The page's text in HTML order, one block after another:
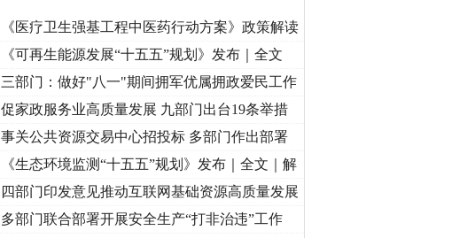
《医疗卫生强基工程中医药行动方案》政策解读
《可再生能源发展“十五五”规划》发布｜全文
三部门：做好"八一"期间拥军优属拥政爱民工作
促家政服务业高质量发展 九部门出台19条举措
事关公共资源交易中心招投标 多部门作出部署
《生态环境监测“十五五”规划》发布｜全文｜解
读
四部门印发意见推动互联网基础资源高质量发展
多部门联合部署开展安全生产“打非治违”工作